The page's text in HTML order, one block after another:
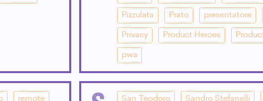
Pizzulata Prato presentatore
Privacy Product Heroes
pwa
remote San Teodoro Sandro Stefanelli